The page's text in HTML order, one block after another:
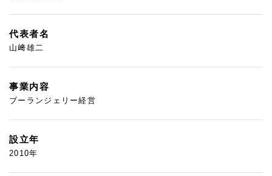
代表者名
山﨑雄二
事業内容
ブーランジェリー経営
設立年
2010年